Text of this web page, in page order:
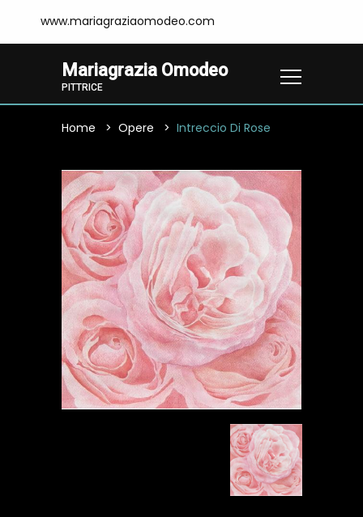
www.mariagraziaomodeo.com
Mariagrazia Omodeo
PITTRICE
Home Opere Intreccio Di Rose